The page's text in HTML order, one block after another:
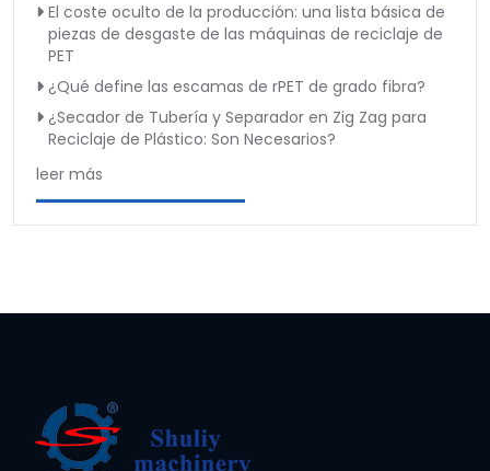
El coste oculto de la producción: una lista básica de
piezas de desgaste de las máquinas de reciclaje de
PET
¿Qué define las escamas de rPET de grado fibra?
¿Secador de Tubería y Separador en Zig Zag para
Reciclaje de Plástico: Son Necesarios?
leer más